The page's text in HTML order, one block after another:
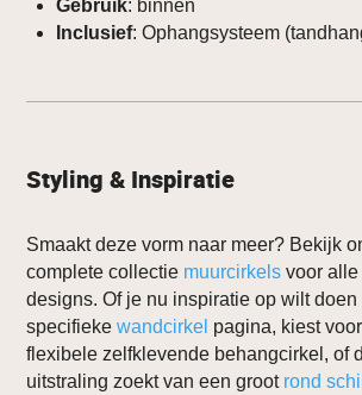
Gebruik: binnen
Inclusief: Ophangsysteem
Styling & Inspiratie
Smaakt deze vorm naar meer? Bekijk
complete collectie muurcirkels voor
designs. Of je nu inspiratie op wilt doen
specifiekewandcirkel pagina, kiest
flexibele zelfklevende behangcirkel, of
uitstraling zoekt van een groot rond